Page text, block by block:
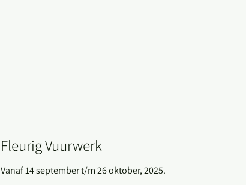
Fleurig Vuurwerk
Vanaf 14 september t/m 26 oktober, 2025.